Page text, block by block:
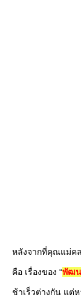
หลังจากที่คุณแม่ค
คือ เรื่องของ “พัฒน
ช้าเร็วต่างกัน แต่